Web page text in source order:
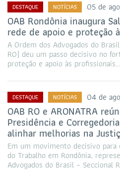
DESTAQUE NOTÍCIAS 05 de
OAB Rondônia inaugura
rede de apoio e proteção
A Ordem dos Advogados do
RO) deu um passo decisivo no
proteção e apoio às profissionais…
DESTAQUE NOTÍCIAS 04 de
OAB RO e ARONATRA
Presidência e
alinhar melhorias na
Em um movimento decisivo
do Trabalho em Rondônia,
Advogados do Brasil – Seccional